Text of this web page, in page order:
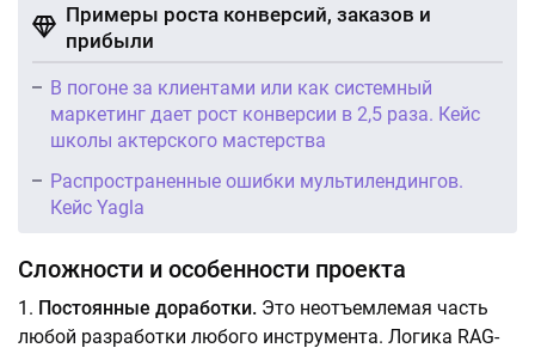
Примеры роста конверсий, заказов и
прибыли
В погоне за клиентами или как системный
маркетинг дает рост конверсии в 2,5 раза. Кейс
школы актерского мастерства
Распространенные ошибки мультилендингов.
Кейс Yagla
Сложности и особенности проекта
Постоянные доработки. Это неотъемлемая часть
любой разработки любого инструмента. Логика RAG-